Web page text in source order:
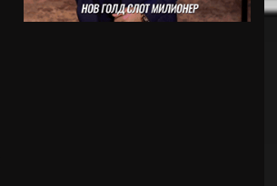
и се ослободи од Барселона